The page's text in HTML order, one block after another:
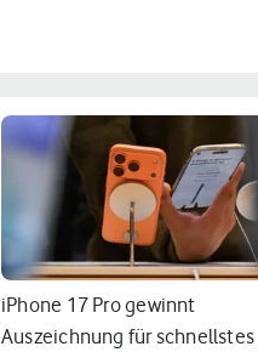
iPhone 17 Pro gewinnt
Auszeichnung für schnellstes